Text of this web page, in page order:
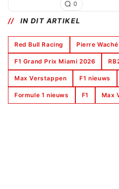
0
IN DIT ARTIKEL
Red Bull Racing Pierre Waché
F1 Grand Prix Miami 2026
Max Verstappen F1 nieuws
Formule 1 nieuws F1 Max